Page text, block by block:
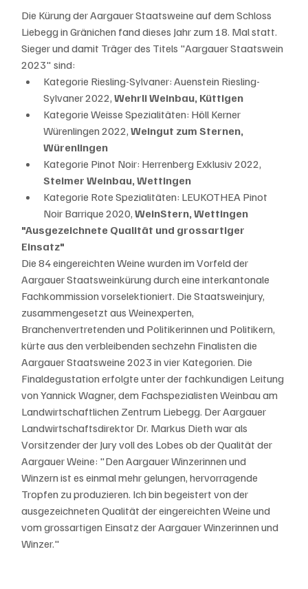
Die Kürung der Aargauer Staatsweine auf dem Schloss
Liebegg in Gränichen fand dieses Jahr zum 18. Mal statt.
Sieger und damit Träger des Titels "Aargauer Staatswein
2023" sind:
Kategorie Riesling-Sylvaner: Auenstein Riesling-
Sylvaner 2022, Wehrli Weinbau, Küttigen
Kategorie Weisse Spezialitäten: Höll Kerner
Würenlingen 2022, Weingut zum Sternen,
Würenlingen
Kategorie Pinot Noir: Herrenberg Exklusiv 2022,
Steimer Weinbau, Wettingen
Kategorie Rote Spezialitäten: LEUKOTHEA Pinot
Noir Barrique 2020, WeinStern, Wettingen
"Ausgezeichnete Qualität und grossartiger
Einsatz"
Die 84 eingereichten Weine wurden im Vorfeld der
Aargauer Staatsweinkürung durch eine interkantonale
Fachkommission vorselektioniert. Die Staatsweinjury,
zusammengesetzt aus Weinexperten,
Branchenvertretenden und Politikerinnen und Politikern,
kürte aus den verbleibenden sechzehn Finalisten die
Aargauer Staatsweine 2023 in vier Kategorien. Die
Finaldegustation erfolgte unter der fachkundigen Leitung
von Yannick Wagner, dem Fachspezialisten Weinbau am
Landwirtschaftlichen Zentrum Liebegg. Der Aargauer
Landwirtschaftsdirektor Dr. Markus Dieth war als
Vorsitzender der Jury voll des Lobes ob der Qualität der
Aargauer Weine: "Den Aargauer Winzerinnen und
Winzern ist es einmal mehr gelungen, hervorragende
Tropfen zu produzieren. Ich bin begeistert von der
ausgezeichneten Qualität der eingereichten Weine und
vom grossartigen Einsatz der Aargauer Winzerinnen und
Winzer."